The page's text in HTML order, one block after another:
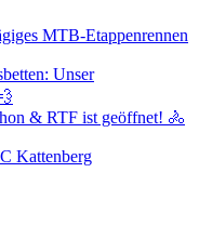
MTB-Etappenrennen
Unser
& RTF ist geöffnet! 🚴
Kattenberg